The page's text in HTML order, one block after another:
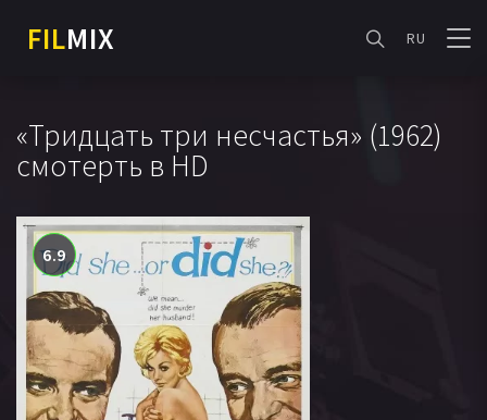
FILMIX RU
«Тридцать три несчастья» (1962)
смотерть в HD
6.9